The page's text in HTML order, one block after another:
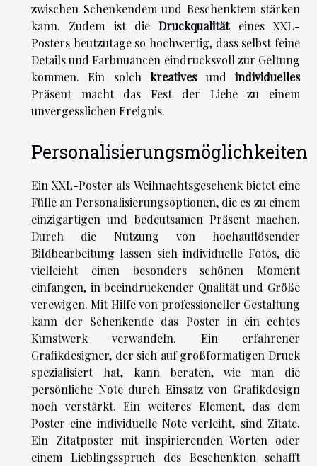
zwischen Schenkendem und Beschenktem stärken
kann. Zudem ist dieDruckqualitäteines XXL-
Posters heutzutage so hochwertig, dass selbst feine
Details und Farbnuancen eindrucksvoll zur Geltung
kommen. Ein solchkreativesundindividuelles
Präsent macht das Fest der Liebe zu einem
unvergesslichen Ereignis.
Personalisierungsmöglichkeiten
Ein XXL-Poster als Weihnachtsgeschenk bietet eine
Fülle an Personalisierungsoptionen, die es zu einem
einzigartigen und bedeutsamen Präsent machen.
Durch die Nutzung von hochauflösender
Bildbearbeitung lassen sich individuelle Fotos, die
vielleicht einen besonders schönen Moment
einfangen, in beeindruckender Qualität und Größe
verewigen. Mit Hilfe von professioneller Gestaltung
kann der Schenkende das Poster in ein echtes
Kunstwerk verwandeln. Ein erfahrener
Grafikdesigner, der sich auf großformatigen Druck
spezialisiert hat, kann beraten, wie man die
persönliche Note durch Einsatz von Grafikdesign
noch verstärkt. Ein weiteres Element, das dem
Poster eine individuelle Note verleiht, sind Zitate.
Ein Zitatposter mit inspirierenden Worten oder
einem Lieblingsspruch des Beschenkten schafft